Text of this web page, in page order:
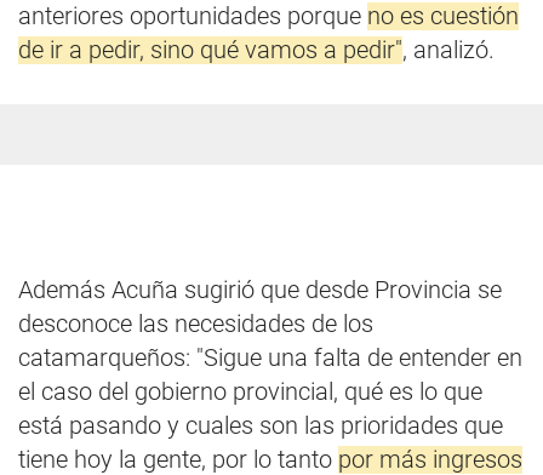
anteriores oportunidades porque no es cuestión
de ir a pedir, sino qué vamos a pedir", analizó.
Además Acuña sugirió que desde Provincia se
desconoce las necesidades de los
catamarqueños: "Sigue una falta de entender en
el caso del gobierno provincial, qué es lo que
está pasando y cuales son las prioridades que
tiene hoy la gente, por lo tanto por más ingresos